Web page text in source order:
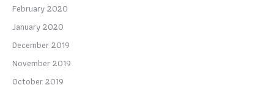
February 2020
January 2020
December 2019
November 2019
October 2019